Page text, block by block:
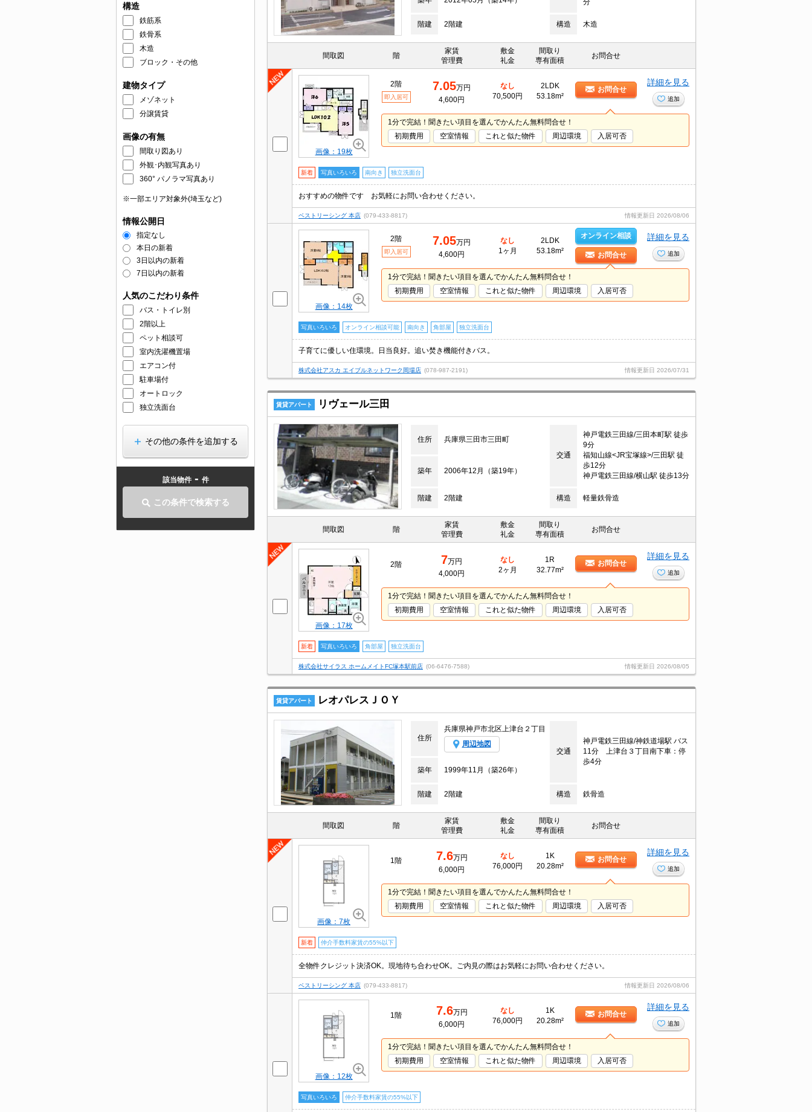
構造
鉄筋系
鉄骨系
木造
ブロック・その他
建物タイプ
メゾネット
分譲賃貸
画像の有無
間取り図あり
外観･内観写真あり
360° パノラマ写真あり
※一部エリア対象外(埼玉など)
情報公開日
指定なし
本日の新着
3日以内の新着
7日以内の新着
人気のこだわり条件
バス・トイレ別
2階以上
ペット相談可
室内洗濯機置場
エアコン付
駐車場付
オートロック
独立洗面台
その他の条件を追加する
該当物件 - 件
この条件で検索する
分
階建 2階建 構造 木造
間取図 階
家賃
管理費
敷金
礼金
間取り
専有面積
お問合せ
画像：19枚
2階
即入居可
7.05万円
4,600円
なし
70,500円
2LDK
53.18m²
お問合せ
詳細を見る
追加
1分で完結！聞きたい項目を選んでかんたん無料問合せ！
初期費用
空室情報 これと似た物件 周辺環境 入居可否
新着 写真いろいろ 南向き 独立洗面台
おすすめの物件です お気軽にお問い合わせください。
ベストリーシング 本店 (079-433-8817) 情報更新日 2026/08/06
画像：14枚
2階
即入居可
7.05万円
4,600円
なし
1ヶ月
2LDK
53.18m²
オンライン相談
お問合せ
詳細を見る
追加
1分で完結！聞きたい項目を選んでかんたん無料問合せ！
初期費用
空室情報 これと似た物件 周辺環境 入居可否
写真いろいろ オンライン相談可能 南向き 角部屋 独立洗面台
子育てに優しい住環境。日当良好。追い焚き機能付きバス。
株式会社アスカ エイブルネットワーク岡場店 (078-987-2191) 情報更新日 2026/07/31
賃貸アパート リヴェール三田
住所 兵庫県三田市三田町
交通
神戸電鉄三田線/三田本町駅 徒歩
9分
福知山線<JR宝塚線>/三田駅 徒
歩12分
神戸電鉄三田線/横山駅 徒歩13分
築年 2006年12月（築19年）
階建 2階建 構造 軽量鉄骨造
間取図 階
家賃
管理費
敷金
礼金
間取り
専有面積
お問合せ
画像：17枚
2階 7万円
4,000円
なし
2ヶ月
1R
32.77m²
お問合せ
詳細を見る
追加
1分で完結！聞きたい項目を選んでかんたん無料問合せ！
初期費用
空室情報 これと似た物件 周辺環境 入居可否
新着 写真いろいろ 角部屋 独立洗面台
株式会社サイラス ホームメイトFC塚本駅前店 (06-6476-7588) 情報更新日 2026/08/05
賃貸アパート レオパレスＪＯＹ
住所
兵庫県神戸市北区上津台２丁目
周辺地図
交通
神戸電鉄三田線/神鉄道場駅 バス
11分 上津台３丁目南下車：停
歩4分
築年
1999年11月（築26年）
階建 2階建 構造 鉄骨造
間取図 階
家賃
管理費
敷金
礼金
間取り
専有面積
お問合せ
画像：7枚
1階 7.6万円
6,000円
なし
76,000円
1K
20.28m²
お問合せ
詳細を見る
追加
1分で完結！聞きたい項目を選んでかんたん無料問合せ！
初期費用
空室情報 これと似た物件 周辺環境 入居可否
新着 仲介手数料家賃の55%以下
全物件クレジット決済OK。現地待ち合わせOK。ご内見の際はお気軽にお問い合わせください。
ベストリーシング 本店 (079-433-8817) 情報更新日 2026/08/06
画像：12枚
1階 7.6万円
6,000円
なし
76,000円
1K
20.28m²
お問合せ
詳細を見る
追加
1分で完結！聞きたい項目を選んでかんたん無料問合せ！
初期費用
空室情報 これと似た物件 周辺環境 入居可否
写真いろいろ 仲介手数料家賃の55%以下